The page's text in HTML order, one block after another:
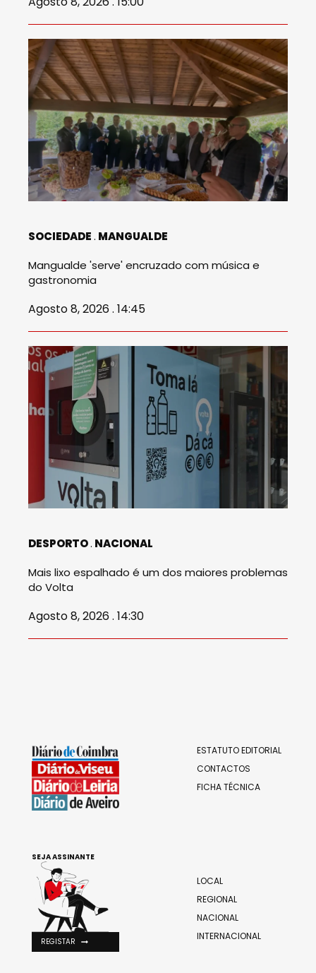
SOCIEDADE MANGUALDE
Mangualde 'serve' encruzado com música e
gastronomia
Agosto 8, 2026 . 14:45
DESPORTO NACIONAL
Mais lixo espalhado é um dos maiores problemas
do Volta
Agosto 8, 2026 . 14:30
ESTATUTO EDITORIAL
CONTACTOS
FICHA TÉCNICA
LOCAL
REGIONAL
NACIONAL
INTERNACIONAL
SEJA ASSINANTE
REGISTAR